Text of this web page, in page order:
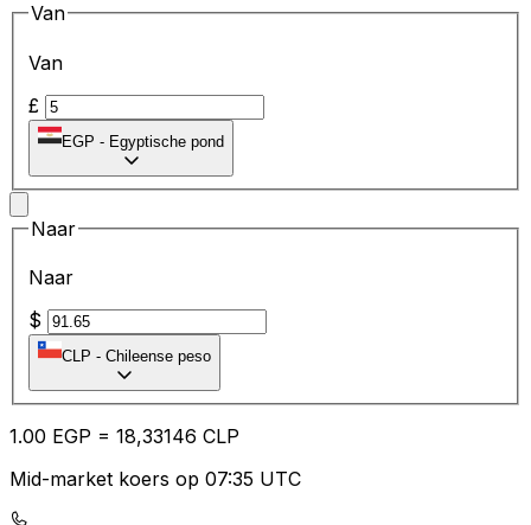
Van
Van
£
EGP - Egyptische pond
Naar
Naar
$
CLP - Chileense peso
1.00 EGP = 18,33146 CLP
Mid-market koers op 07:35 UTC